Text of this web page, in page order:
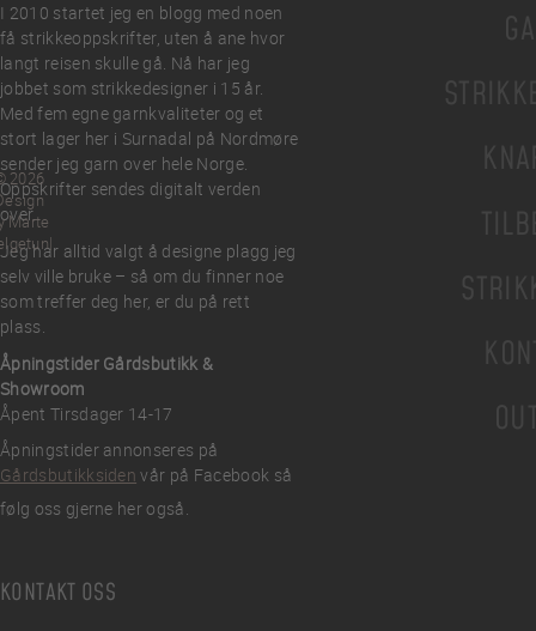
I 2010 startet jeg en blogg med noen
få strikkeoppskrifter, uten å ane hvor
langt reisen skulle gå. Nå har jeg
jobbet som strikkedesigner i 15 år.
Med fem egne garnkvaliteter og et
stort lager her i Surnadal på Nordmøre
sender jeg garn over hele Norge.
Oppskrifter sendes digitalt verden
over.
Jeg har alltid valgt å designe plagg jeg
selv ville bruke – så om du finner noe
som treffer deg her, er du på rett
plass.
Åpningstider Gårdsbutikk &
Showroom
Åpent Tirsdager 14-17
Åpningstider annonseres på
Gårdsbutikksiden vår på Facebook så
følg oss gjerne her også.
KONTAKT OSS
2026
Marte